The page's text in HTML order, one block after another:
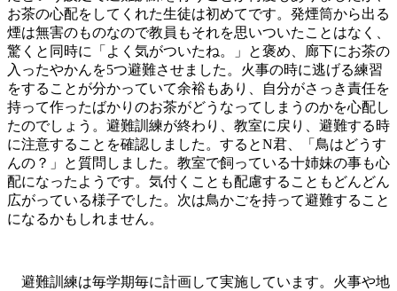
お茶の心配をしてくれた生徒は初めてです。発煙筒から出る
煙は無害のものなので教員もそれを思いついたことはなく、
驚くと同時に「よく気がついたね。」と褒め、廊下にお茶の
入ったやかんを5つ避難させました。火事の時に逃げる練習
をすることが分かっていて余裕もあり、自分がさっき責任を
持って作ったばかりのお茶がどうなってしまうのかを心配し
たのでしょう。避難訓練が終わり、教室に戻り、避難する時
に注意することを確認しました。するとN君、「鳥はどうす
んの？」と質問しました。教室で飼っている十姉妹の事も心
配になったようです。気付くことも配慮することもどんどん
広がっている様子でした。次は鳥かごを持って避難すること
になるかもしれません。
避難訓練は毎学期毎に計画して実施しています。火事や地